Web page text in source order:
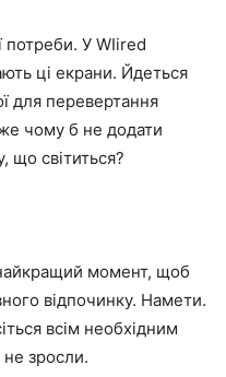
потреби. У WIired
ці екрани. Йдеться
для перевертання
чому б не додати
що світиться?
момент, щоб
відпочинку. Намети.
всім необхідним
не зросли.